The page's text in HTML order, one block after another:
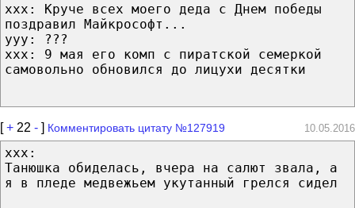
xxx: Круче всех моего деда с Днем победы
поздравил Майкрософт...
yyy: ???
xxx: 9 мая его комп с пиратской семеркой
самовольно обновился до лицухи десятки
[+ 22 - ] Комментировать цитату №127919 10.05.2016
xxx:
Танюшка обиделась, вчера на салют звала, а
я в пледе медвежьем укутанный грелся сидел